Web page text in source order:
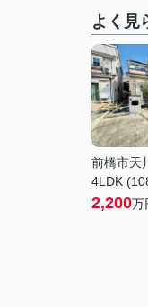
よく見
前橋市天
4LDK
2,200万